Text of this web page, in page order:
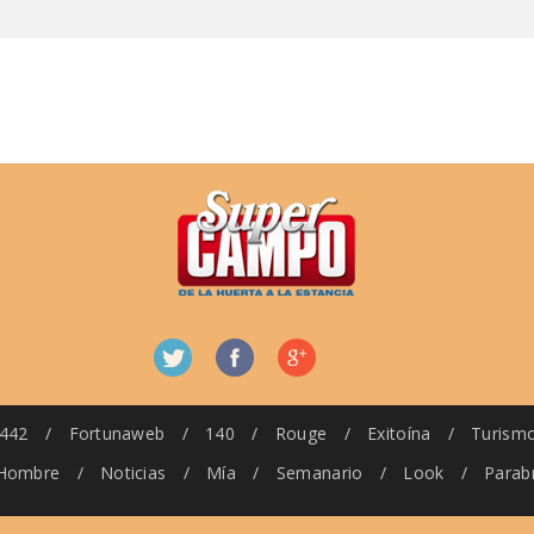
442 / Fortunaweb / 140 / Rouge / Exitoína /
/ Noticias / Mía / Semanario / Look /